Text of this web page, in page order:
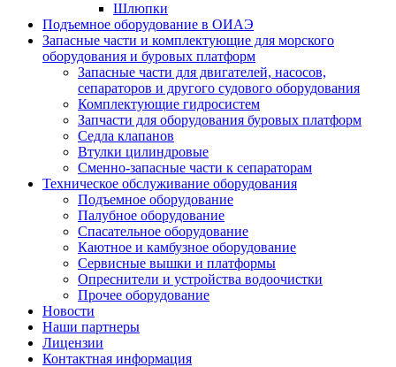
Шлюпки
Подъемное оборудование в ОИАЭ
Запасные части и комплектующие для морского
оборудования и буровых платформ
Запасные части для двигателей, насосов,
сепараторов и другого судового оборудования
Комплектующие гидросистем
Запчасти для оборудования буровых платформ
Седла клапанов
Втулки цилиндровые
Сменно-запасные части к сепараторам
Техническое обслуживание оборудования
Подъемное оборудование
Палубное оборудование
Спасательное оборудование
Каютное и камбузное оборудование
Сервисные вышки и платформы
Опреснители и устройства водоочистки
Прочее оборудование
Новости
Наши партнеры
Лицензии
Контактная информация